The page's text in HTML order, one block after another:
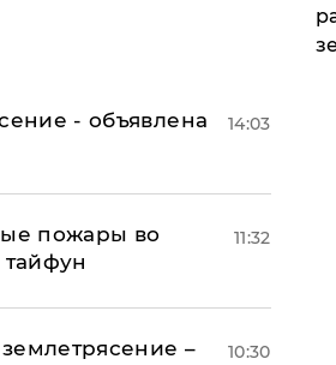
- объявлена
14:03
пожары во
11:32
–
10:30